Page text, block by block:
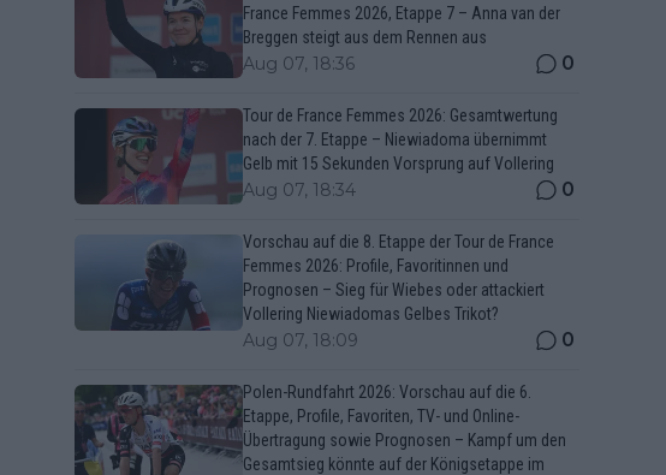
France Femmes 2026, Etappe 7 – Anna van der
Breggen steigt aus dem Rennen aus
Aug 07, 18:36 0
Tour de France Femmes 2026: Gesamtwertung
nach der 7. Etappe – Niewiadoma übernimmt
Gelb mit 15 Sekunden Vorsprung auf Vollering
Aug 07, 18:34 0
Vorschau auf die 8. Etappe der Tour de France
Femmes 2026: Profile, Favoritinnen und
Prognosen – Sieg für Wiebes oder attackiert
Vollering Niewiadomas Gelbes Trikot?
Aug 07, 18:09 0
Polen-Rundfahrt 2026: Vorschau auf die 6.
Etappe, Profile, Favoriten, TV- und Online-
Übertragung sowie Prognosen – Kampf um den
Gesamtsieg könnte auf der Königsetappe im